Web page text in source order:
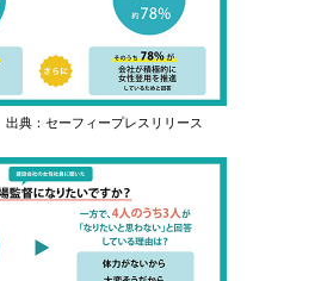
出典：セーフィープレスリリース